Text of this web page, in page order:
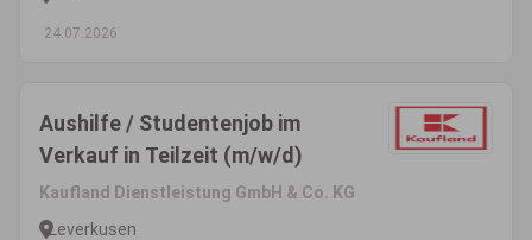
24.07.2026
Aushilfe / Studentenjob im
Verkauf in Teilzeit (m/w/d)
Kaufland Dienstleistung GmbH & Co. KG
Leverkusen